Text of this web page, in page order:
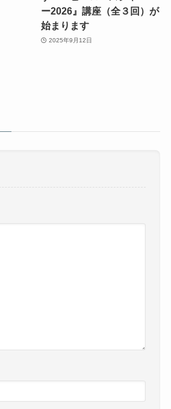
ー2026』講座（全３回）が
始まります
2025年9月12日